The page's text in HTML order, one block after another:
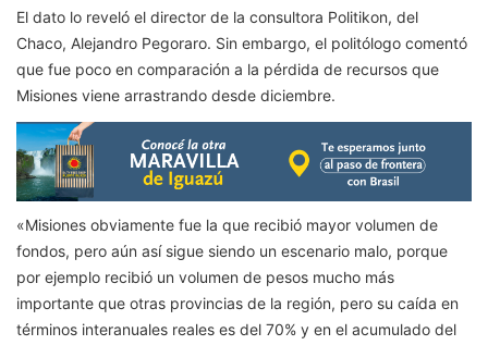
El dato lo reveló el director de la consultora Politikon, del
Chaco, Alejandro Pegoraro. Sin embargo, el politólogo comentó
que fue poco en comparación a la pérdida de recursos que
Misiones viene arrastrando desde diciembre.
«Misiones obviamente fue la que recibió mayor volumen de
fondos, pero aún así sigue siendo un escenario malo, porque
por ejemplo recibió un volumen de pesos mucho más
importante que otras provincias de la región, pero su caída en
términos interanuales reales es del 70% y en el acumulado del